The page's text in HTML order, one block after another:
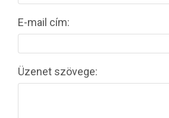
E-mail cím:
Üzenet szövege: